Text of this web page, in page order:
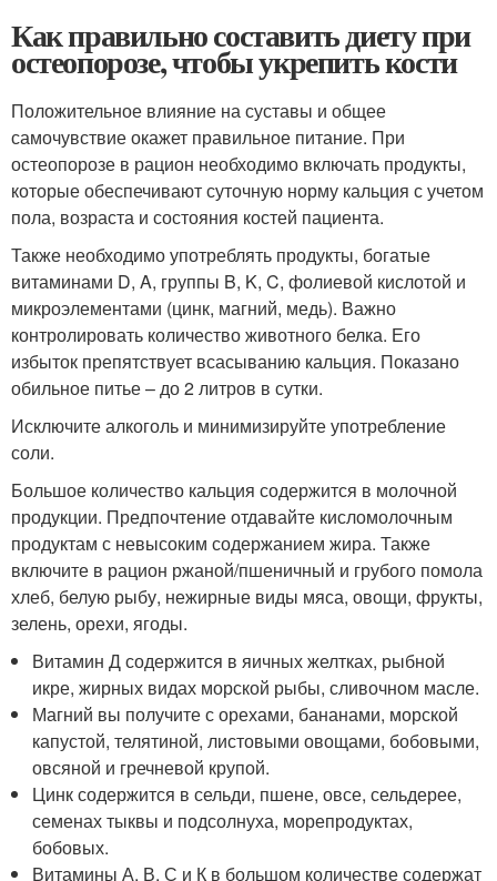
Как правильно составить диету при
остеопорозе, чтобы укрепить кости
Положительное влияние на суставы и общее
самочувствие окажет правильное питание. При
остеопорозе в рацион необходимо включать продукты,
которые обеспечивают суточную норму кальция с учетом
пола, возраста и состояния костей пациента.
Также необходимо употреблять продукты, богатые
витаминами D, A, группы B, K, C, фолиевой кислотой и
микроэлементами (цинк, магний, медь). Важно
контролировать количество животного белка. Его
избыток препятствует всасыванию кальция. Показано
обильное питье – до 2 литров в сутки.
Исключите алкоголь и минимизируйте употребление
соли.
Большое количество кальция содержится в молочной
продукции. Предпочтение отдавайте кисломолочным
продуктам с невысоким содержанием жира. Также
включите в рацион ржаной/пшеничный и грубого помола
хлеб, белую рыбу, нежирные виды мяса, овощи, фрукты,
зелень, орехи, ягоды.
Витамин Д содержится в яичных желтках, рыбной
икре, жирных видах морской рыбы, сливочном масле.
Магний вы получите с орехами, бананами, морской
капустой, телятиной, листовыми овощами, бобовыми,
овсяной и гречневой крупой.
Цинк содержится в сельди, пшене, овсе, сельдерее,
семенах тыквы и подсолнуха, морепродуктах,
бобовых.
Витамины А, В, С и К в большом количестве содержат